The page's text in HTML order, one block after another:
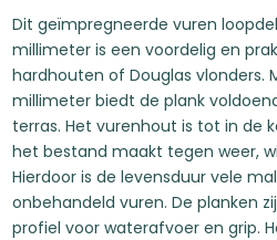
Dit geïmpregneerde vuren
millimeter is een voordelig en
hardhouten of Douglas vlonders.
millimeter biedt de plank
terras. Het vurenhout is tot in de
het bestand maakt tegen weer,
Hierdoor is de levensduur vele
onbehandeld vuren. De planken
profiel voor waterafvoer en grip.